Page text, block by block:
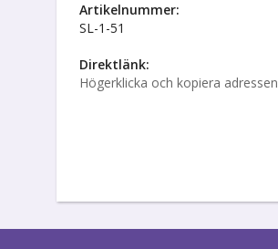
Artikelnummer:
SL-1-51
Direktlänk:
Högerklicka och kopiera adressen